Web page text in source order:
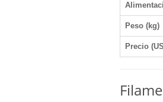
Peso (kg)
Precio